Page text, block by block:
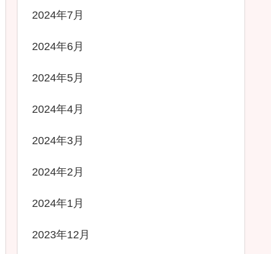
2024年7月
2024年6月
2024年5月
2024年4月
2024年3月
2024年2月
2024年1月
2023年12月